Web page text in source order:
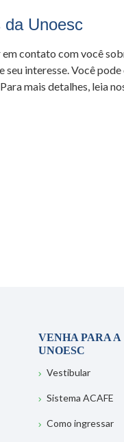
da Unoesc
contato com você
interesse. Você
mais detalhes, leia
VENHA PARA A
UNOESC
Vestibular
Sistema ACAFE
Como ingressar